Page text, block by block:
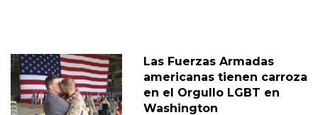
Las Fuerzas Armadas
americanas tienen carroza
en el Orgullo LGBT en
Washington